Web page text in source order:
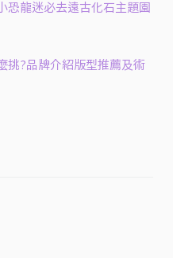
恐龍迷必去遠古化石主題園
挑?品牌介紹版型推薦及術